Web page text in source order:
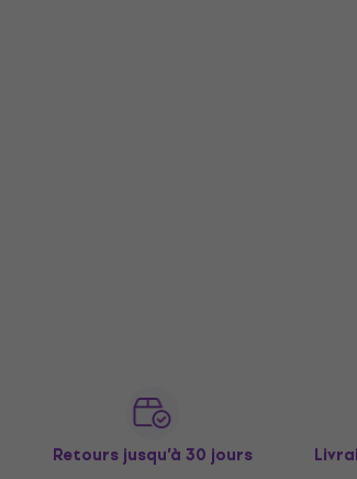
Retours jusqu’à 30 jours